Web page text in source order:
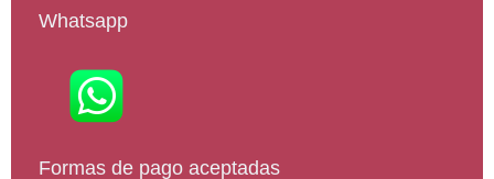
Whatsapp
Formas de pago aceptadas